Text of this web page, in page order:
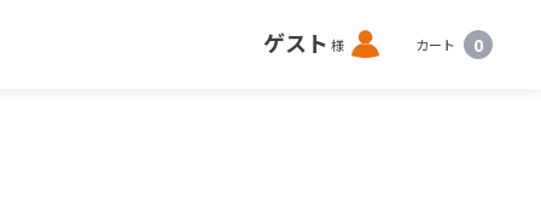
ゲスト 様 ロ
グ
カート 0